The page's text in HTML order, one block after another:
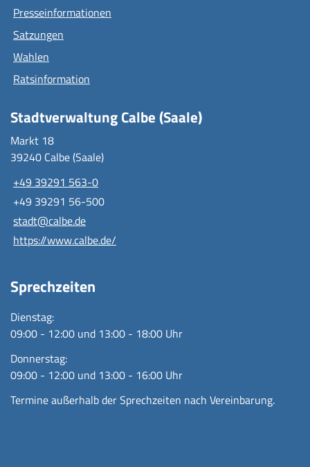
Presseinformationen
Satzungen
Wahlen
Ratsinformation
Stadtverwaltung Calbe (Saale)
Markt 18
39240 Calbe (Saale)
+49 39291 563-0
+49 39291 56-500
stadt@calbe.de
https://www.calbe.de/
Sprechzeiten
Dienstag:
09:00 - 12:00 und 13:00 - 18:00 Uhr
Donnerstag:
09:00 - 12:00 und 13:00 - 16:00 Uhr
Termine außerhalb der Sprechzeiten nach Vereinbarung.